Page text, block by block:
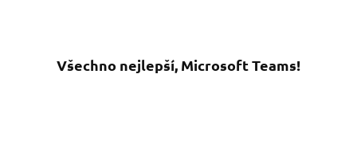
Všechno nejlepší, Microsoft Teams!